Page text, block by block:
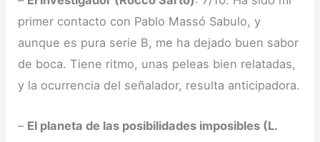
primer contacto con Pablo Massó Sabulo, y
aunque es pura serie B, me ha dejado buen sabor
de boca. Tiene ritmo, unas peleas bien relatadas,
y la ocurrencia del señalador, resulta anticipadora.
– El planeta de las posibilidades imposibles (L.